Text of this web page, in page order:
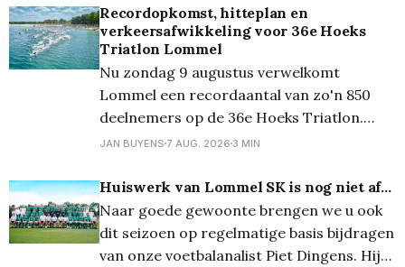
zelfverzekerd op het veld en had de eerste
10 minuten het balbezit. Echte kansjes
kwamen
Recordopkomst, hitteplan en
verkeersafwikkeling voor 36e Hoeks
Triatlon Lommel
Nu zondag 9 augustus verwelkomt
Lommel een recordaantal van zo'n 850
deelnemers op de 36e Hoeks Triatlon.
Door de voorspelde tropische
maatregelen om de wedstrijden veilig te
laten verlopen. De kwart-, sprint- en
triotriatlon zijn volledig volzet en ook de
vernieuwde Just 4
JAN BUYENS 7 AUG. 2026 3 MIN
Huiswerk van Lommel SK is nog niet af...
Naar goede gewoonte brengen we u ook
dit seizoen op regelmatige basis bijdragen
van onze voetbalanalist Piet Dingens. Hij